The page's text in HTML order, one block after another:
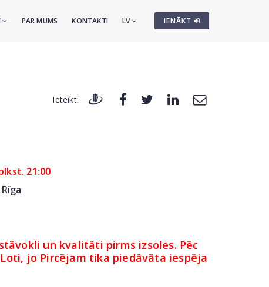
IENĀKT
PAR MUMS KONTAKTI LV
Ieteikt:
21:00
Rīga
un kvalitāti pirms izsoles. Pēc
jo Pircējam tika piedāvāta iespēja